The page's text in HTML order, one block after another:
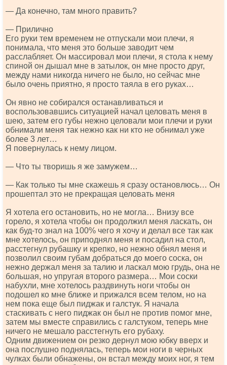
— Да конечно, там много править?
— Прилично
Его руки тем временем не отпускали мои плечи, я
понимала, что меня это больше заводит чем
расслабляет. Он массировал мои плечи, я стола к нему
спиной он дышал мне в затылок, он мне просто друг,
между нами никогда ничего не было, но сейчас мне
было очень приятно, я просто таяла в его руках…
Он явно не собирался останавливаться и
воспользовавшись ситуацией начал целовать меня в
шею, затем его губы нежно целовали мои плечи и руки
обнимали меня так нежно как ни кто не обнимал уже
более 3 лет…
Я повернулась к нему лицом.
— Что ты творишь я же замужем…
— Как только ты мне скажешь я сразу остановлюсь… Он
прошептал это не прекращая целовать меня
Я хотела его остановить, но не могла… Внизу все
горело, я хотела чтобы он продолжил меня ласкать, он
как буд-то знал на 100% чего я хочу и делал все так как
мне хотелось, он приподнял меня и посадил на стол,
расстегнул рубашку и крепко, но нежно обнял меня и
позволил своим губам добраться до моего соска, он
нежно держал меня за талию и ласкал мою грудь, она не
большая, но упругая второго размера… Мои соски
набухли, мне хотелось раздвинуть ноги чтобы он
подошел ко мне ближе и прижался всем телом, но на
нем пока еще был пиджак и галстук. Я начала
стаскивать с него пиджак он был не против помог мне,
затем мы вместе справились с галстуком, теперь мне
ничего не мешало расстегнуть его рубаху.
Одним движением он резко дернул мою юбку вверх и
она послушно поднялась, теперь мои ноги в черных
чулках были обнажены, он встал между моих ног, я тем